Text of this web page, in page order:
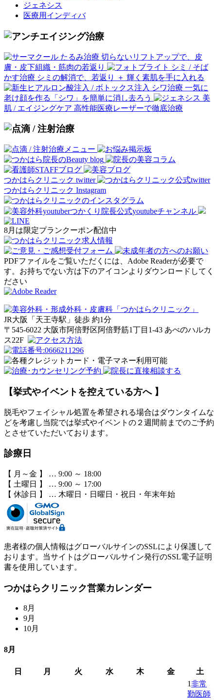
ジェネシス
医療用インディバ
たるみ治療 切らないリフトアップで、皮
膚・皮下組織・筋肉の若返り
シミ / そば
かす治療 シミの解消で、若返り ＋ 輝く素肌を手に入れる
シワ治療 一気に
老け顔を作る「シワ」を簡単に消し去ろう
美
肌 / エイジングケア 高性能医療レーザーで徹底治療
つかはらクリニック twitter
つかはらクリニック Instagram
8月は限定プランクーポン配信中
PDFファイルをご覧いただくには、Adobe Readerが必要で
す。お持ちでない方は下のアイコンよりダウンロードしてく
ださい
JR大阪「天王寺駅」徒歩 約1分
〒545-6022 大阪市阿倍野区阿倍野筋1丁目1-43 あべのハルカ
ス22F
【挙式やイベントを控えている方へ 】
脱毛やフェイシャル処置を希望される場合はダウンタイムな
どを考慮し当院では挙式やイベントの２週間前までのご予約
とさせていただいております。
診療日
【 月～金 】 … 9:00 ～ 18:00
【 土曜日 】 … 9:00 ～ 17:00
【 休診日 】 … 木曜日・日曜日・祝日・年末年始
患者様の個人情報はグローバルサインのSSLにより保護して
おります。当サイトはグローバルサイン発行のSSL電子証明
書を使用しています。
つかはらクリニック営業カレンダー
8月
9月
10月
8月
日 月 火 水 木 金
土
1非常
勤医師